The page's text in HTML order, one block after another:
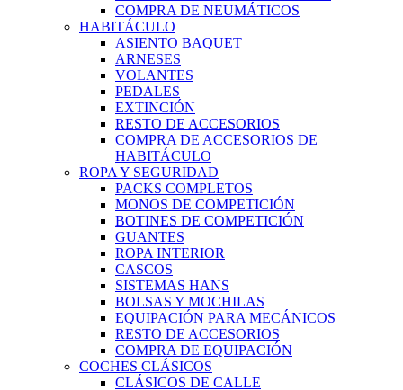
COMPRA DE NEUMÁTICOS
HABITÁCULO
ASIENTO BAQUET
ARNESES
VOLANTES
PEDALES
EXTINCIÓN
RESTO DE ACCESORIOS
COMPRA DE ACCESORIOS DE
HABITÁCULO
ROPA Y SEGURIDAD
PACKS COMPLETOS
MONOS DE COMPETICIÓN
BOTINES DE COMPETICIÓN
GUANTES
ROPA INTERIOR
CASCOS
SISTEMAS HANS
BOLSAS Y MOCHILAS
EQUIPACIÓN PARA MECÁNICOS
RESTO DE ACCESORIOS
COMPRA DE EQUIPACIÓN
COCHES CLÁSICOS
CLÁSICOS DE CALLE